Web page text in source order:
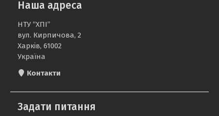
Наша адреса
НТУ “ХПІ”
вул. Кирпичова, 2
Харків, 61002
Україна
Контакти
Задати питання